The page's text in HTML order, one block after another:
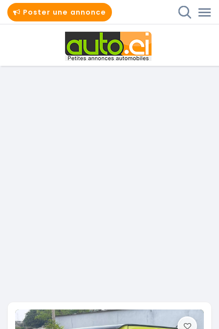
Poster une annonce